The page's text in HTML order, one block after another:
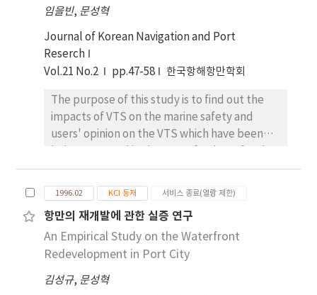
the most important factors underlying the
port classification. Lack of awareness of which
factors differentiate ports has resulted in an
unnecessary collection of data which are of
has identified five groupings of similar ports
within which port comparision can be
justifiably made. This approach can be used
임을빈, 문성혁
Journal of Korean Navigation and Port
Reserch
Vol.21 No.2
pp.47-58 한국항해항만학회
The purpose of this study is to find out the
impacts of VTS on the marine safety and
users' opinion on the VTS which have been
last 3 years and is to suggest a guideline to
the successful operation of VTS in the future.
This study is based upon the questionnaire
survey and the respondents include 236
masters/mates of merchant vessels who
have visited the port of Pohang and 6 pilots
questionnaire results, this study notes the
1996.02 KCI 등재 서비스 종료(열람 제한)
항만의 재개발에 관한 실증 연구
An Empirical Study on the Waterfront
Redevelopment in Port City
김성규, 문성혁